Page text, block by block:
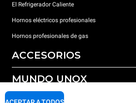
El Refrigerador Caliente
Hornos eléctricos profesionales
Hornos profesionales de gas
ACCESORIOS
Todos los accesorios
Detergentes para lavado automático
MUNDO UNOX